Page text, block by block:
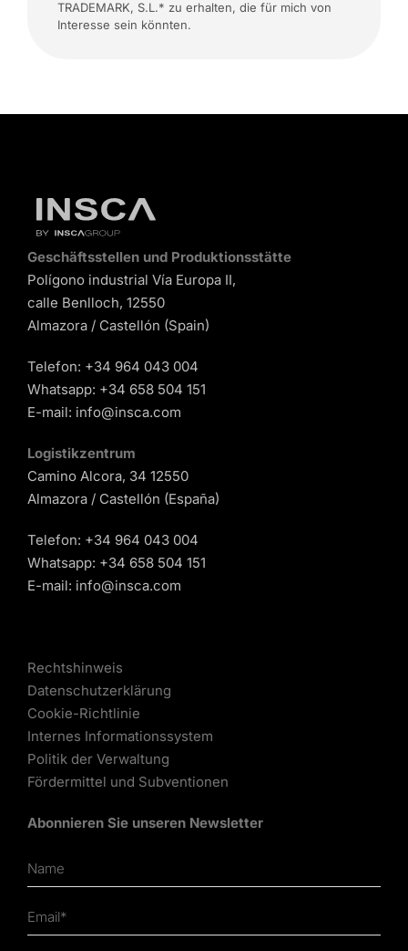
TRADEMARK, S.L.* zu erhalten, die für mich von
Interesse sein könnten.
Geschäftsstellen und Produktionsstätte
Polígono industrial Vía Europa II,
calle Benlloch, 12550
Almazora / Castellón (Spain)
Telefon: +34 964 043 004
Whatsapp: +34 658 504 151
E-mail: info@insca.com
Logistikzentrum
Camino Alcora, 34 12550
Almazora / Castellón (España)
Telefon: +34 964 043 004
Whatsapp: +34 658 504 151
E-mail: info@insca.com
Rechtshinweis
Datenschutzerklärung
Cookie-Richtlinie
Internes Informationssystem
Politik der Verwaltung
Fördermittel und Subventionen
Abonnieren Sie unseren Newsletter